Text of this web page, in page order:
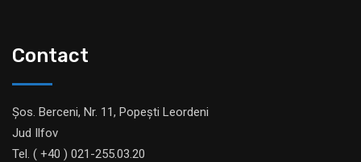
Contact
Șos. Berceni, Nr. 11, Popești Leordeni
Jud Ilfov
Tel. ( +40 ) 021-255.03.20